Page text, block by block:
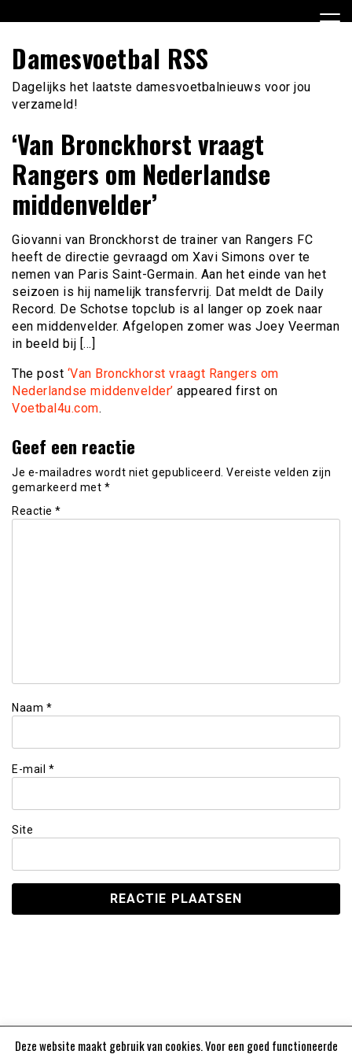
naar
inhoud
Damesvoetbal RSS
Dagelijks het laatste damesvoetbalnieuws voor jou
verzameld!
‘Van Bronckhorst vraagt
Rangers om Nederlandse
middenvelder’
Giovanni van Bronckhorst de trainer van Rangers FC
heeft de directie gevraagd om Xavi Simons over te
nemen van Paris Saint-Germain. Aan het einde van het
seizoen is hij namelijk transfervrij. Dat meldt de Daily
Record. De Schotse topclub is al langer op zoek naar
een middenvelder. Afgelopen zomer was Joey Veerman
in beeld bij […]
The post ‘Van Bronckhorst vraagt Rangers om
Nederlandse middenvelder’ appeared first on
Voetbal4u.com.
Geef een reactie
Je e-mailadres wordt niet gepubliceerd. Vereiste velden zijn
gemarkeerd met *
Reactie *
Naam *
E-mail *
Site
Deze website maakt gebruik van cookies. Voor een goed functioneerde